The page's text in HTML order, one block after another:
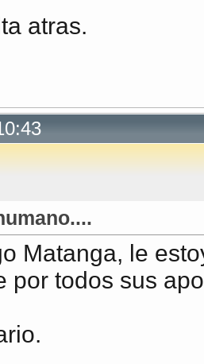
atras.
Matanga, le
por todos sus